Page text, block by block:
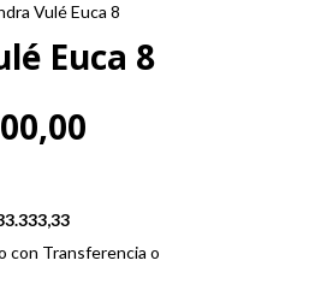
Vulé Euca 8
Euca 8
con Transferencia o